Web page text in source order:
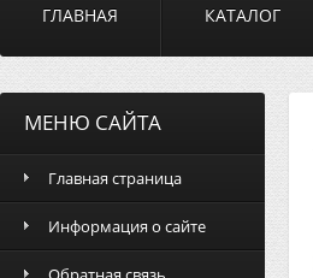
ГЛАВНАЯ КАТАЛОГ
МЕНЮ САЙТА
Главная страница
Информация о сайте